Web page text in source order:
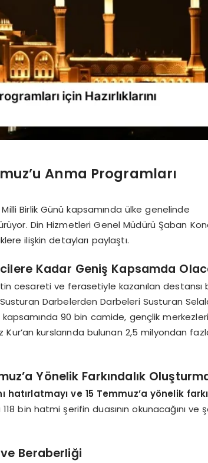
Anma Programları
Birlik Günü kapsamında ülke genelinde
Din Hizmetleri Genel Müdürü Şaban
ilişkin detayları paylaştı.
Kadar Geniş Kapsamda
cesareti ve ferasetiyle kazanılan destansı
Darbelerden Darbeleri Susturan
90 bin camide, gençlik
kurslarında bulunan 2,5 milyondan
Yönelik Farkındalık
hatırlatmayı ve 15 Temmuz’a yönelik
bin hatmi şerifin duasının okunacağını ve
Beraberliği